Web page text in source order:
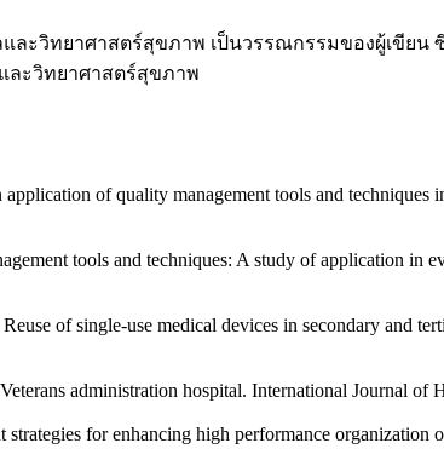
ะวิทยาศาสตร์สุขภาพ เป็นวรรณกรรมของผู้เขีย
ละวิทยาศาสตร์สุขภาพ
of quality management tools and
tools and techniques: A study of application
of single-use medical devices in secondary and
administration hospital. International Journal of
for enhancing high performance